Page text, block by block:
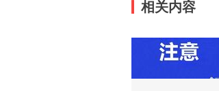
相关内容